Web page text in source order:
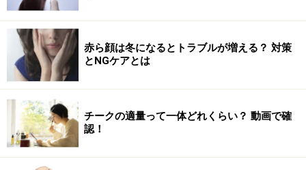
赤ら顔は冬になるとトラブルが増える？ 対策
とNGケアとは
チークの適量って一体どれくらい？ 動画で確
認！